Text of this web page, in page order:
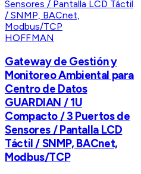
HOFFMAN
Gateway de Gestión y
Monitoreo Ambiental para
Centro de Datos
GUARDIAN / 1U
Compacto / 3 Puertos de
Sensores / Pantalla LCD
Táctil / SNMP, BACnet,
Modbus/TCP